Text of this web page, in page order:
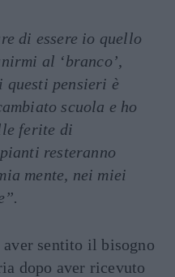
di essere io quello
al ‘branco’,
questi pensieri è
scuola e ho
ferite di
resteranno
mente, nei miei
sentito il bisogno
dopo aver ricevuto